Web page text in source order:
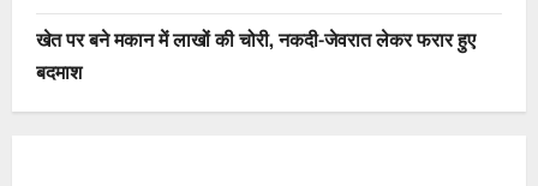
खेत पर बने मकान में लाखों की चोरी, नकदी-जेवरात लेकर फरार हुए
बदमाश